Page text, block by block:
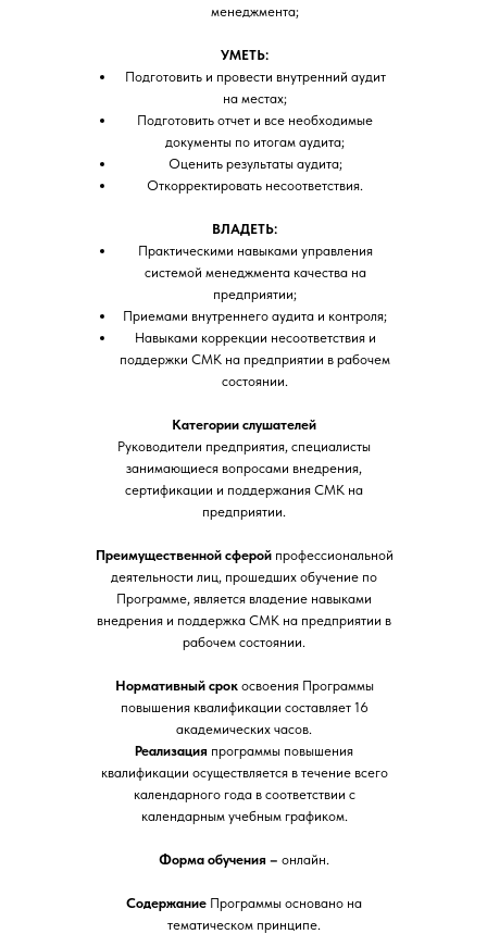
менеджмента;
УМЕТЬ:
Подготовить и провести внутренний аудит
на местах;
Подготовить отчет и все необходимые
документы по итогам аудита;
Оценить результаты аудита;
Откорректировать несоответствия.
ВЛАДЕТЬ:
Практическими навыками управления
системой менеджмента качества на
предприятии;
Приемами внутреннего аудита и контроля;
Навыками коррекции несоответствия и
поддержки СМК на предприятии в рабочем
состоянии.
Категории слушателей
Руководители предприятия, специалисты
занимающиеся вопросами внедрения,
сертификации и поддержания СМК на
предприятии.
Преимущественной сферой профессиональной
деятельности лиц, прошедших обучение по
Программе, является владение навыками
внедрения и поддержка СМК на предприятии в
рабочем состоянии.
Нормативный срок освоения Программы
повышения квалификации составляет 16
академических часов.
Реализация программы повышения
квалификации осуществляется в течение всего
календарного года в соответствии с
календарным учебным графиком.
Форма обучения – онлайн.
Содержание Программы основано на
тематическом принципе.